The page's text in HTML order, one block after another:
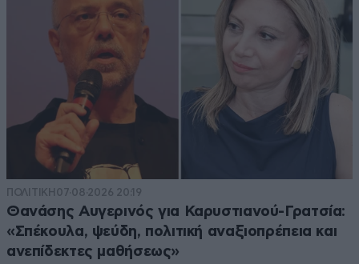
ΠΟΛΙΤΙΚΗ 07·08·2026 20:19
Θανάσης Αυγερινός για Καρυστιανού-Γρατσία:
«Σπέκουλα, ψεύδη, πολιτική αναξιοπρέπεια και
ανεπίδεκτες μαθήσεως»